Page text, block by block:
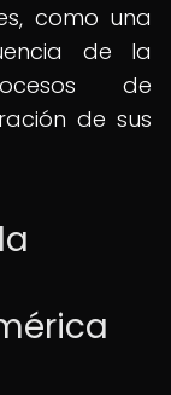
como una
de la
de
de sus